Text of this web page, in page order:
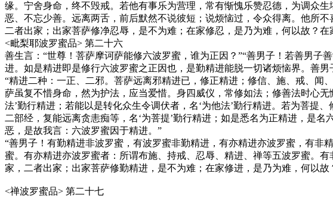
缘。宁舍身命，终不毁戒。若他有事乐为营理，常有惭愧乐赞忍德，为调众
恶、不忘少善。远离两舌，前后默然不说彼短；说烦恼过，令众得离。他所
二者出家；出家菩萨修净忍辱，是不为难；在家修忍，是乃为难，何以故？
<毗梨耶波罗蜜品> 第二十六
善生言：“世尊！菩萨摩诃萨能修六波罗蜜，谁为正因？”“善男子！若善男
进。如是精进即是修行六波罗蜜之正因也，是勤精进能脱一切诸烦恼界。善
“精进二种：一正、二邪。菩萨远离邪精进已，修正精进；修信、施、戒、
萨虽复不惜身命，然为护法，应当爱惜。身四威仪，常修如法；修善法时心
法’勤行精进；若能以是转化众生令调伏者，名‘为他法’勤行精进。若为菩提
二部经，复能远离贪恚痴等，名‘为菩提’勤行精进；如是悉名为正精进，是
恶，是故我言：六波罗蜜因于精进。”
“善男子！有勤精进非波罗蜜，有波罗蜜非勤精进，有亦精进亦波罗蜜，有
蜜。有亦精进亦波罗蜜者：所谓布施、持戒、忍辱、精进、禅等五波罗蜜。
家，二者出家；出家菩萨修勤精进，是不为难；在家修进，是乃为难，何以
<禅波罗蜜品> 第二十七